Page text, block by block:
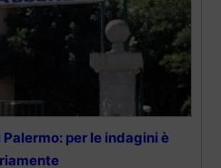
per le indagini è